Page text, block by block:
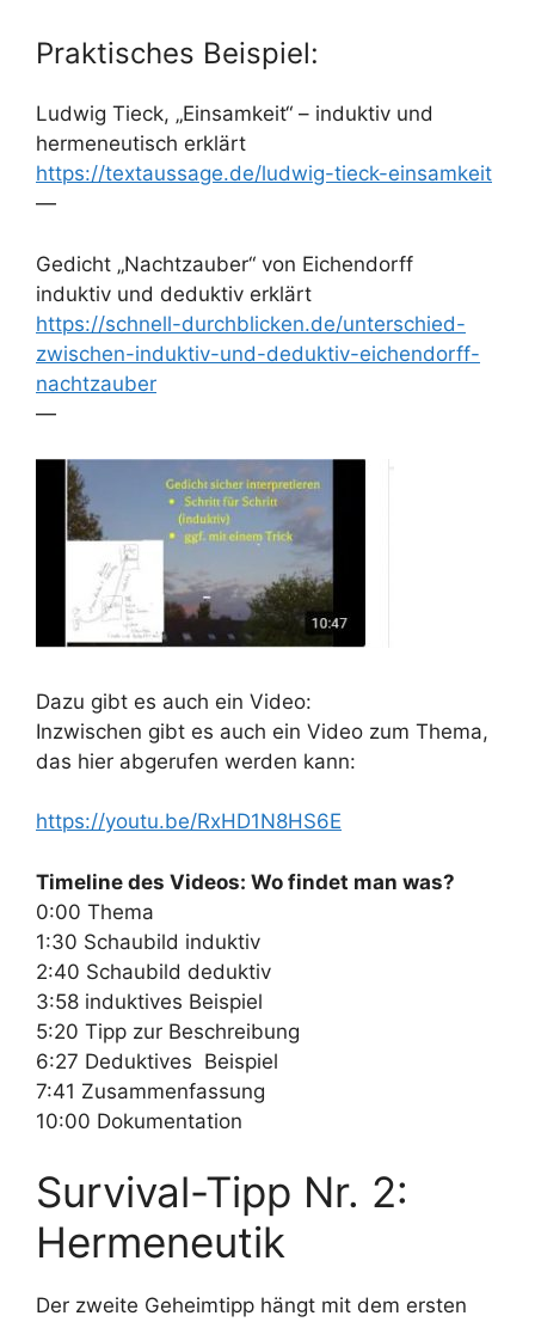
Praktisches Beispiel:
Ludwig Tieck, „Einsamkeit“ – induktiv und
hermeneutisch erklärt
https://textaussage.de/ludwig-tieck-einsamkeit
—
Gedicht „Nachtzauber“ von Eichendorff
induktiv und deduktiv erklärt
https://schnell-durchblicken.de/unterschied-
zwischen-induktiv-und-deduktiv-eichendorff-
nachtzauber
—
Dazu gibt es auch ein Video:
Inzwischen gibt es auch ein Video zum Thema,
das hier abgerufen werden kann:
https://youtu.be/RxHD1N8HS6E
Timeline des Videos: Wo findet man was?
0:00 Thema
1:30 Schaubild induktiv
2:40 Schaubild deduktiv
3:58 induktives Beispiel
5:20 Tipp zur Beschreibung
6:27 Deduktives Beispiel
7:41 Zusammenfassung
10:00 Dokumentation
Survival-Tipp Nr. 2:
Hermeneutik
Der zweite Geheimtipp hängt mit dem ersten